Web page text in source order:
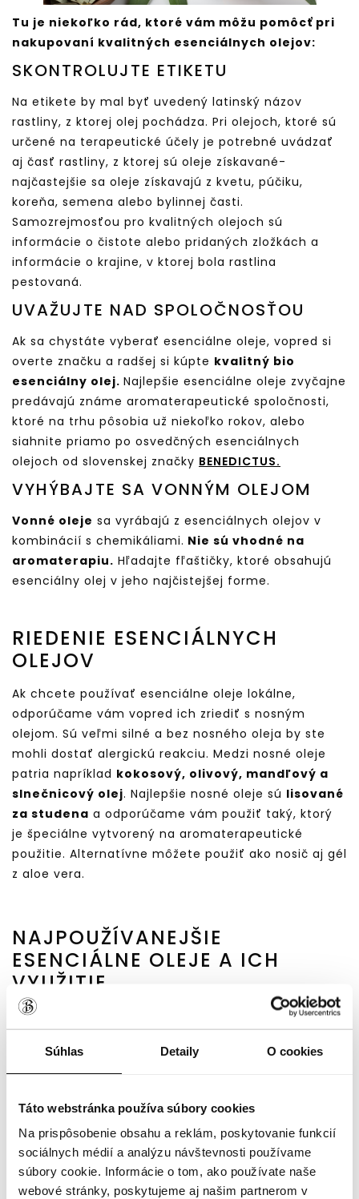
Súhlas Detaily O cookies
Táto webstránka používa súbory cookies
Na prispôsobenie obsahu a reklám, poskytovanie funkcií
sociálnych médií a analýzu návštevnosti používame
súbory cookie. Informácie o tom, ako používate naše
webové stránky, poskytujeme aj našim partnerom v
Tu je niekoľko rád, ktoré vám môžu pomôcť pri
nakupovaní kvalitných esenciálnych olejov:
SKONTROLUJTE ETIKETU
Na etikete by mal byť uvedený latinský názov
rastliny, z ktorej olej pochádza. Pri olejoch, ktoré sú
určené na terapeutické účely je potrebné uvádzať
aj časť rastliny, z ktorej sú oleje získavané-
najčastejšie sa oleje získavajú z kvetu, púčiku,
koreňa, semena alebo bylinnej časti.
Samozrejmosťou pro kvalitných olejoch sú
informácie o čistote alebo pridaných zložkách a
informácie o krajine, v ktorej bola rastlina
pestovaná.
UVAŽUJTE NAD SPOLOČNOSŤOU
Ak sa chystáte vyberať esenciálne oleje, vopred si
overte značku a radšej si kúpte kvalitný bio
esenciálny olej. Najlepšie esenciálne oleje zvyčajne
predávajú známe aromaterapeutické spoločnosti,
ktoré na trhu pôsobia už niekoľko rokov, alebo
siahnite priamo po osvedčných esenciálnych
olejoch od slovenskej značky BENEDICTUS.
VYHÝBAJTE SA VONNÝM OLEJOM
Vonné oleje sa vyrábajú z esenciálnych olejov v
kombinácií s chemikáliami. Nie sú vhodné na
aromaterapiu. Hľadajte fľaštičky, ktoré obsahujú
esenciálny olej v jeho najčistejšej forme.
RIEDENIE ESENCIÁLNYCH
OLEJOV
Ak chcete používať esenciálne oleje lokálne,
odporúčame vám vopred ich zriediť s nosným
olejom. Sú veľmi silné a bez nosného oleja by ste
mohli dostať alergickú reakciu. Medzi nosné oleje
patria napríklad kokosový, olivový, mandľový a
slnečnicový olej. Najlepšie nosné oleje sú lisované
za studena a odporúčame vám použiť taký, ktorý
je špeciálne vytvorený na aromaterapeutické
použitie. Alternatívne môžete použiť ako nosič aj gél
z aloe vera.
NAJPOUŽÍVANEJŠIE
ESENCIÁLNE OLEJE A ICH
VYUŽITIE
LEVANDUĽOVÝ ESENCIÁLNY
OLEJ(OLEUM LAVANDULAE)
je vhodný narelaxáciu, upokojenie pokožky a
zmiernenie stresu.Niektorí ľudia môžu byť na
tento olej alergický, preto si dávajte pri používaní
pozor.